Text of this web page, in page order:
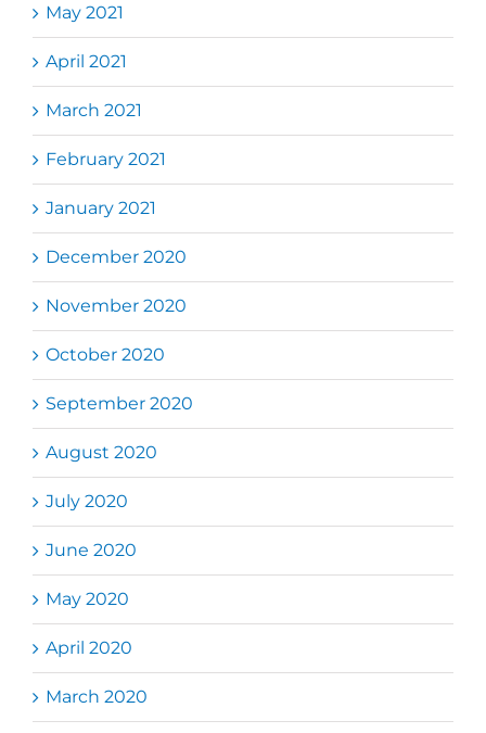
May 2021
April 2021
March 2021
February 2021
January 2021
December 2020
November 2020
October 2020
September 2020
August 2020
July 2020
June 2020
May 2020
April 2020
March 2020